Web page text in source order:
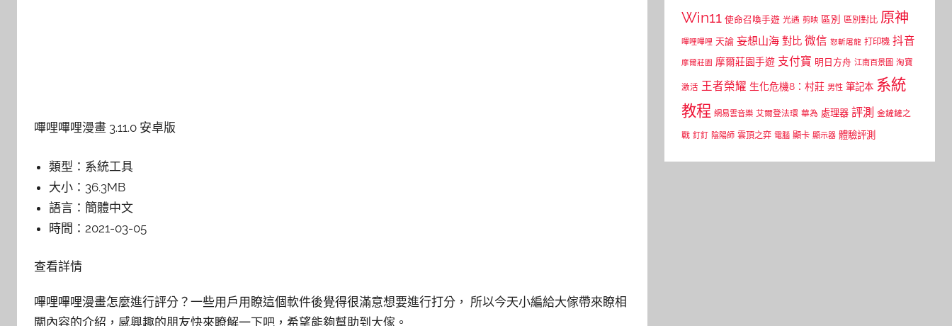
嗶哩嗶哩漫畫 3.11.0 安卓版
類型： 系統工具
大小： 36.3MB
語言： 簡體中文
時間： 2021-03-05
查看詳情
嗶哩嗶哩漫畫怎麼進行評分？一些用戶用瞭這個軟件後覺得很滿意想要進行打分， 所以今天小編給大傢帶來瞭相
關內容的介紹，感興趣的朋友快來瞭解一下吧，希望能夠幫助到大傢。
Win11 使命召喚手遊 光遇 剪映 區別 區別對比 原神
嗶哩嗶哩 天諭 妄想山海 對比 微信 怒斬屠龍 打印機 抖音
摩爾莊園 摩爾莊園手遊 支付寶 明日方舟 江南百景圖 淘寶
激活 王者榮耀 生化危機8：村莊 男性 筆記本 系統
教程 網易雲音樂 艾爾登法環 華為 處理器 評測 金鏟鏟之
戰 釘釘 陰陽師 雲頂之弈 電腦 顯卡 顯示器 體驗評測